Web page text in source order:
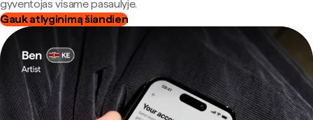
gyventojas visame pasaulyje.
Gauk atlyginimą šiandien